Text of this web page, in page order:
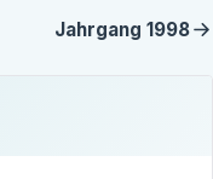
Jahrgang 1998